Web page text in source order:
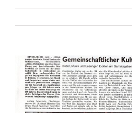
Zeige
grösseres
Bild